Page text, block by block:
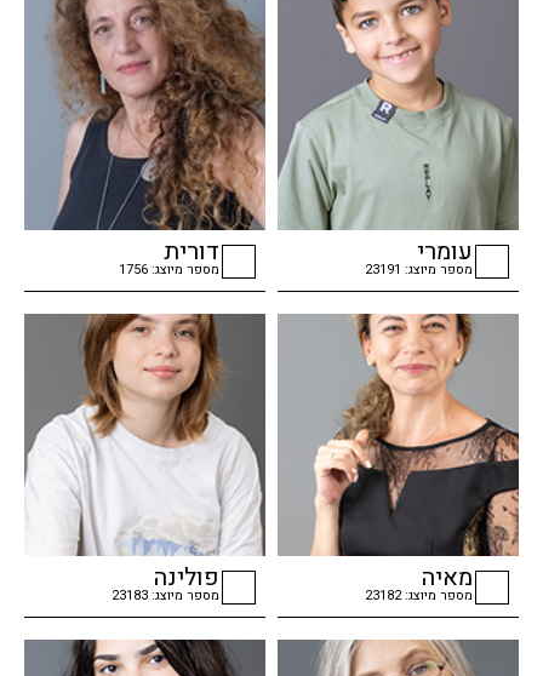
checkbox
עומרי
מספר מיוצג: 23191
checkbox
דורית
מספר מיוצג: 1756
checkbox
מאיה
מספר מיוצג: 23182
checkbox
פולינה
מספר מיוצג: 23183